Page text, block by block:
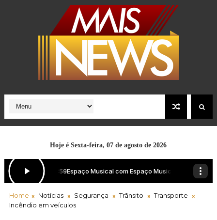
Hoje éSexta-feira, 07 de agosto de 2026
Home Notícias Segurança Trânsito
Transporte
Incêndio em veículos